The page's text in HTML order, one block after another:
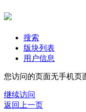
搜索
版块列表
用户信息
您访问的页面无手机页
继续访问
返回上一页